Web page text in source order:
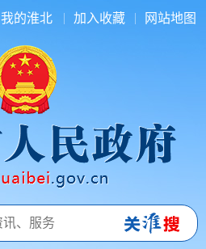
我的淮北 加入收藏 网站地图